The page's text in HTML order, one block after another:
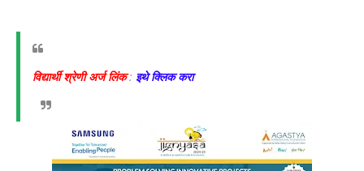
विद्यार्थी श्रेणी अर्ज लिंक: इथे क्लिक करा